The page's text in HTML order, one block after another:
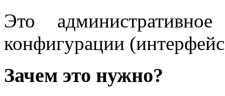
Это
конфигурации
Зачем это нужно?